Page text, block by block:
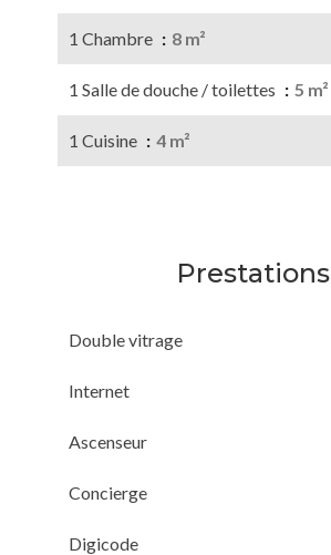
1 Chambre 8 m²
1 Salle de douche / toilettes 5 m²
1 Cuisine 4 m²
Prestations
Double vitrage
Internet
Ascenseur
Concierge
Digicode